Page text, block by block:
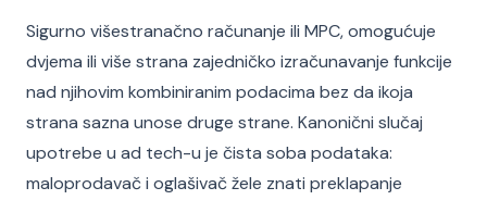
Sigurno višestranačno računanje ili MPC, omogućuje
dvjema ili više strana zajedničko izračunavanje funkcije
nad njihovim kombiniranim podacima bez da ikoja
strana sazna unose druge strane. Kanonični slučaj
upotrebe u ad tech-u je čista soba podataka:
maloprodavač i oglašivač žele znati preklapanje